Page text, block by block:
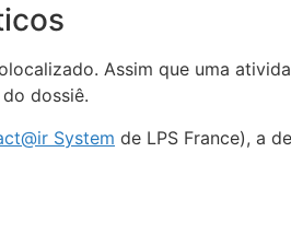
Assim que uma
dossiê.
System de LPS France), a